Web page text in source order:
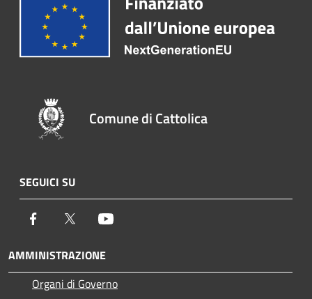
Comune di Cattolica
SEGUICI SU
Facebook Twitter
AMMINISTRAZIONE
Organi di Governo